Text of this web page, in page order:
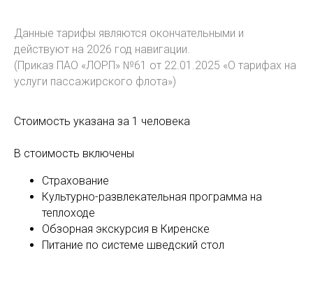
Данные тарифы являются окончательными и
действуют на 2026 год навигации.
(Приказ ПАО «ЛОРП» №61 от 22.01.2025 «О тарифах на
услуги пассажирского флота»)
Стоимость указана за 1 человека
В стоимость включены
Страхование
Культурно-развлекательная программа на
теплоходе
Обзорная экскурсия в Киренске
Питание по системе шведский стол